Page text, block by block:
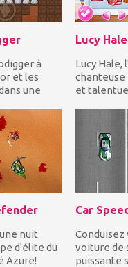
à
et les
une
Lucy Hale,
et
aujourd'hui!
nuit
d'élite du
Azure!
Car
Conduisez
voiture de
puissante